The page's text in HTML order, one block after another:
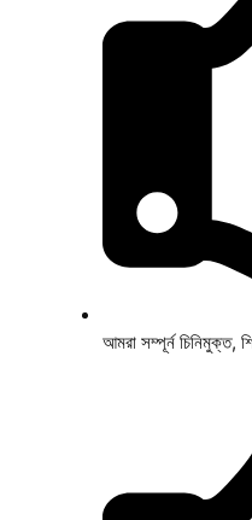
আমরা সম্পূর্ন চিনিমুক্ত,